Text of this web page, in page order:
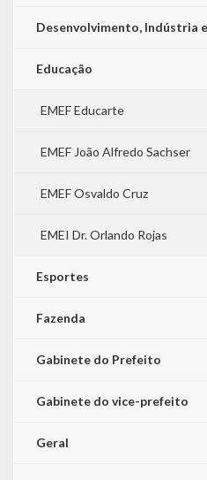
Transparência
Desenvolvimento, Indústria
Educação
EMEF Educarte
EMEF João Alfredo Sachser
EMEF Osvaldo Cruz
EMEI Dr. Orlando Rojas
Esportes
Fazenda
Gabinete do Prefeito
Gabinete do vice-prefeito
Geral